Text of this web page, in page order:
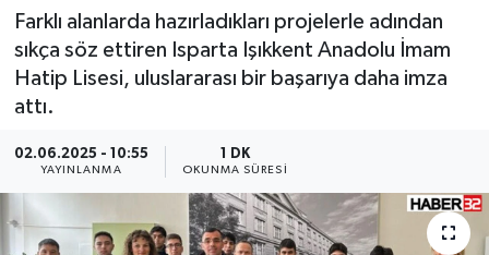
Farklı alanlarda hazırladıkları projelerle adından
sıkça söz ettiren Isparta Işıkkent Anadolu İmam
Hatip Lisesi, uluslararası bir başarıya daha imza
attı.
02.06.2025 - 10:55
YAYINLANMA
1 DK
OKUNMA SÜRESI
BİLİM VE TEKNOLOJİ
EĞİTİM
Güncel
HABERDE İNSAN
Tüm Manşetler
Son Dakika Haberleri